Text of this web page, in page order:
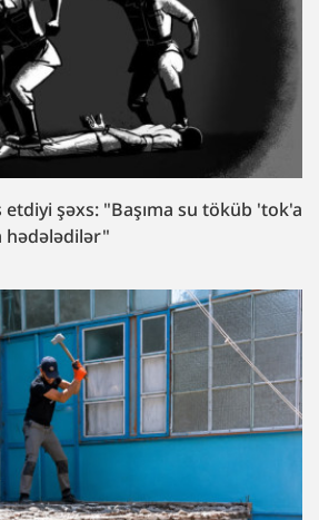
şəxs: "Başıma su töküb 'tok'a
hədələdilər"